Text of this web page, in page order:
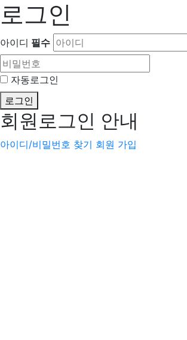
로그인
아이디 필수
자동로그인
로그인
회원로그인 안내
아이디/비밀번호 찾기 회원 가입